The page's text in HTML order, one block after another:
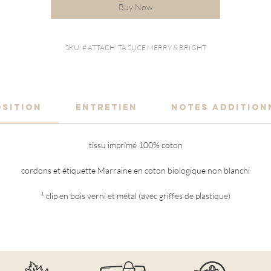
Buy Now
SKU: # ATTACH' TA SUCE MERRY & BRIGHT
ENTRETIEN NOTES
tissu imprimé 100% coton
cordons et étiquette Marraine en coton biologique non blanchi
¹ clip en bois verni et métal (avec griffes de plastique)